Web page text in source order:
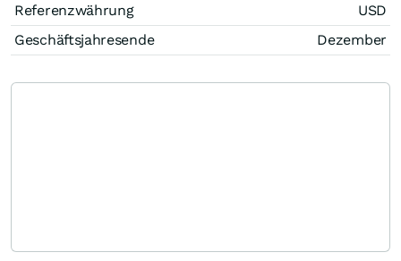
Referenzwährung
USD
Geschäftsjahresende
Dezember